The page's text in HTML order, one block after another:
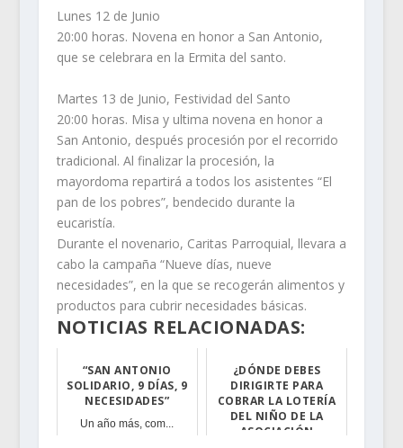
Lunes 12 de Junio
20:00 horas. Novena en honor a San Antonio,
que se celebrara en la Ermita del santo.
Martes 13 de Junio, Festividad del Santo
20:00 horas. Misa y ultima novena en honor a
San Antonio, después procesión por el recorrido
tradicional. Al finalizar la procesión, la
mayordoma repartirá a todos los asistentes “El
pan de los pobres”, bendecido durante la
eucaristía.
Durante el novenario, Caritas Parroquial, llevara a
cabo la campaña “Nueve días, nueve
necesidades”, en la que se recogerán alimentos y
productos para cubrir necesidades básicas.
NOTICIAS RELACIONADAS:
“SAN ANTONIO
SOLIDARIO, 9 DÍAS, 9
NECESIDADES”
Un año más, com...
¿DÓNDE DEBES
DIRIGIRTE PARA
COBRAR LA LOTERÍA
DEL NIÑO DE LA
ASOCIACIÓN